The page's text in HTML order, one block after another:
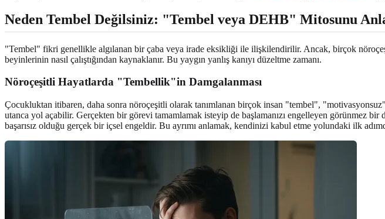
Neden Tembel Değilsiniz: "Tembel veya DEHB" Mitosunu
"Tembel" fikri genellikle algılanan bir çaba veya irade eksikliği ile ilişkilendirilir. Ancak, birçok
beyinlerinin nasıl çalıştığından kaynaklanır. Bu yaygın yanlış kanıyı düzeltme zamanı.
Nöroçeşitli Hayatlarda "Tembellik"in Damgalanması
Çocukluktan itibaren, daha sonra nöroçeşitli olarak tanımlanan birçok insan "tembel",
utanca yol açabilir. Gerçekten bir görevi tamamlamak isteyip de başlamanızı engelleyen görünmez
başarısız olduğu gerçek bir içsel engeldir. Bu ayrımı anlamak, kendinizi kabul etme yolundaki ilk